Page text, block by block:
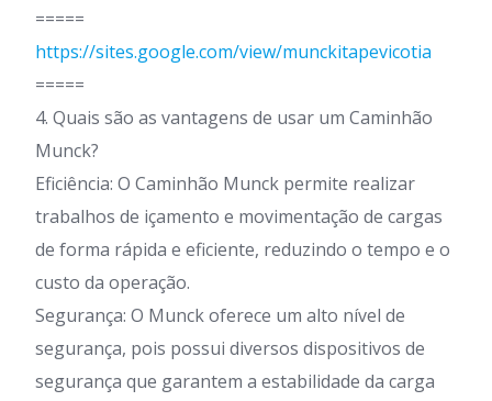
=====
https://sites.google.com/view/munckitapevicotia
=====
4. Quais são as vantagens de usar um Caminhão
Munck?
Eficiência: O Caminhão Munck permite realizar
trabalhos de içamento e movimentação de cargas
de forma rápida e eficiente, reduzindo o tempo e o
custo da operação.
Segurança: O Munck oferece um alto nível de
segurança, pois possui diversos dispositivos de
segurança que garantem a estabilidade da carga